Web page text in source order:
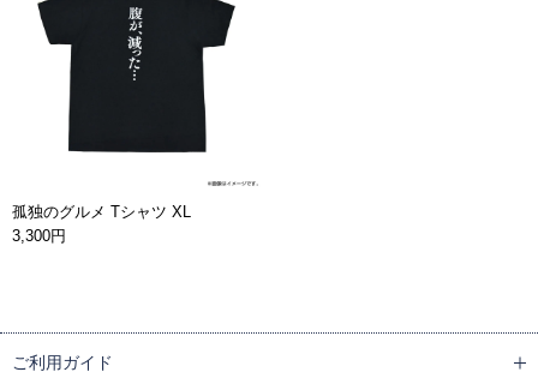
孤独のグルメ Tシャツ XL
3,300円
ご利用ガイド